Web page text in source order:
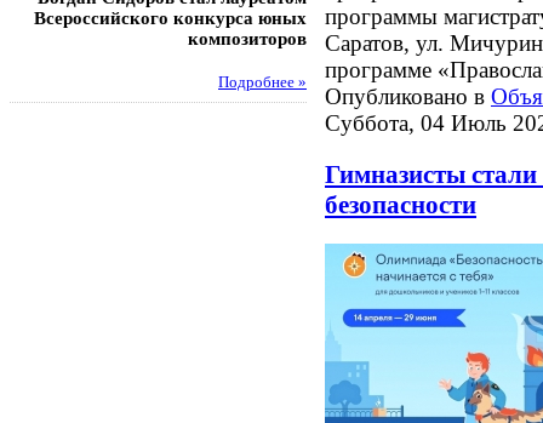
Всероссийского конкурса юных
композиторов
Подробнее »
этапа XXI
конкурса «За
подвиг
программы
Саратов, ул.
программе
Опубликовано в
Суббота, 04 Июль
Гимназисты
безопасности